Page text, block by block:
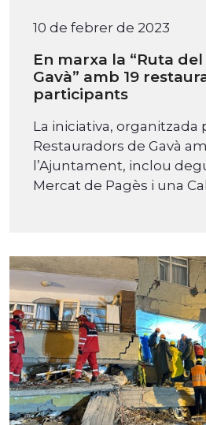
10 de febrer de 2023
En marxa la “Ruta
Gavà” amb 19
participants
La iniciativa, organitzada
Restauradors de Gavà
l’Ajuntament, inclou
Mercat de Pagès i una